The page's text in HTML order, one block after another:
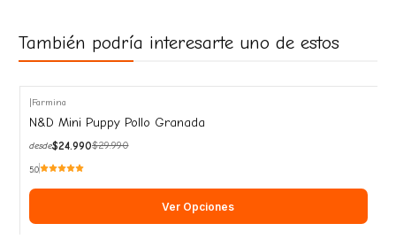
También podría interesarte uno de estos
-17%
OFF
Farmina
N&D Mini Puppy Pollo Granada
desde$24.990$29.990
5.0
Ver Opciones